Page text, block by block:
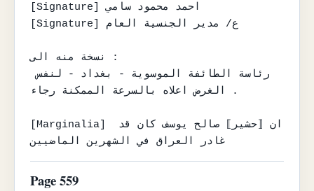
[Signature] احمد محمود سامي
[Signature] ع/ مدير الجنسية العام
نسخة منه الى :
رئاسة الطائفة الموسوية - بغداد - لنفس
الغرض اعلاه بالسرعة الممكنة رجاء .
[Marginalia] ان ⟦حشير⟧ صالح يوسف كان قد
غادر العراق في الشهرين الماضيين
Page 559